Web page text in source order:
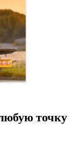
точку